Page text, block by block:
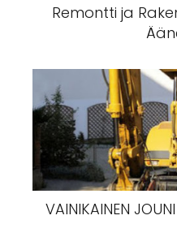
Remontti ja
VAINIKAINEN